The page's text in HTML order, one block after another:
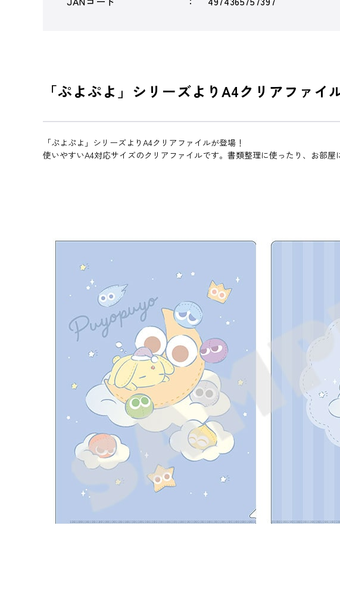
「ぷよぷよ」シリーズよりA4クリアファイ
「ぷよぷよ」シリーズよりA4クリアファイルが登場！
使いやすいA4対応サイズのクリアファイルです。書類整理に使ったり、お部屋